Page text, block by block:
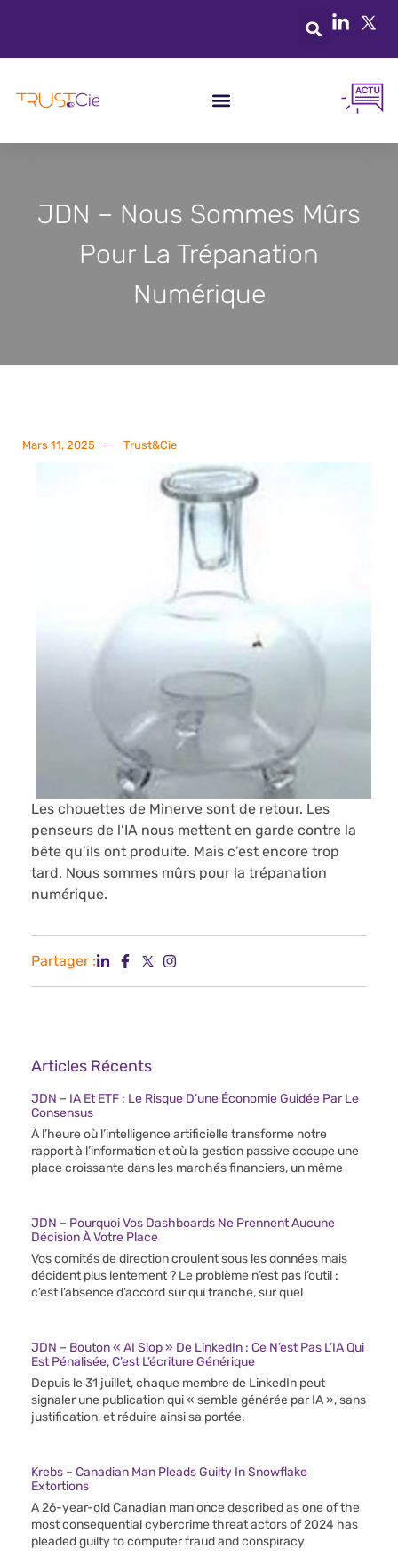
JDN – Nous Sommes Mûrs
Pour La Trépanation
Numérique
Mars 11, 2025 Trust&Cie
Les chouettes de Minerve sont de retour. Les
penseurs de l’IA nous mettent en garde contre la
bête qu’ils ont produite. Mais c’est encore trop
tard. Nous sommes mûrs pour la trépanation
numérique.
Partager :
Articles Récents
JDN – IA Et ETF : Le Risque D’une Économie Guidée Par Le
Consensus
À l’heure où l’intelligence artificielle transforme notre
rapport à l’information et où la gestion passive occupe une
place croissante dans les marchés financiers, un même
JDN – Pourquoi Vos Dashboards Ne Prennent Aucune
Décision À Votre Place
Vos comités de direction croulent sous les données mais
décident plus lentement ? Le problème n’est pas l’outil :
c’est l’absence d’accord sur qui tranche, sur quel
JDN – Bouton « AI Slop » De LinkedIn : Ce N’est Pas L’IA Qui
Est Pénalisée, C’est L’écriture Générique
Depuis le 31 juillet, chaque membre de LinkedIn peut
signaler une publication qui « semble générée par IA », sans
justification, et réduire ainsi sa portée.
Krebs – Canadian Man Pleads Guilty In Snowflake
Extortions
A 26-year-old Canadian man once described as one of the
most consequential cybercrime threat actors of 2024 has
pleaded guilty to computer fraud and conspiracy